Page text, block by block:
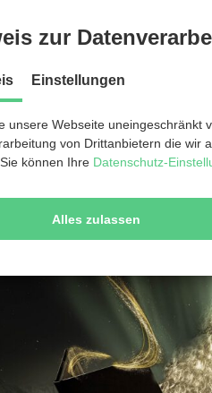
zur
Einstellungen
unsere Webseite uneingeschränkt
von Drittanbietern die wir
können Ihre Datenschutz-
Alles zulassen